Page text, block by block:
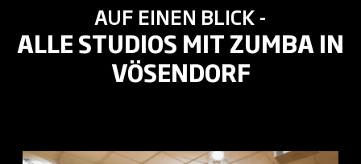
AUF EINEN BLICK -
ALLE STUDIOS MIT ZUMBA IN
VÖSENDORF